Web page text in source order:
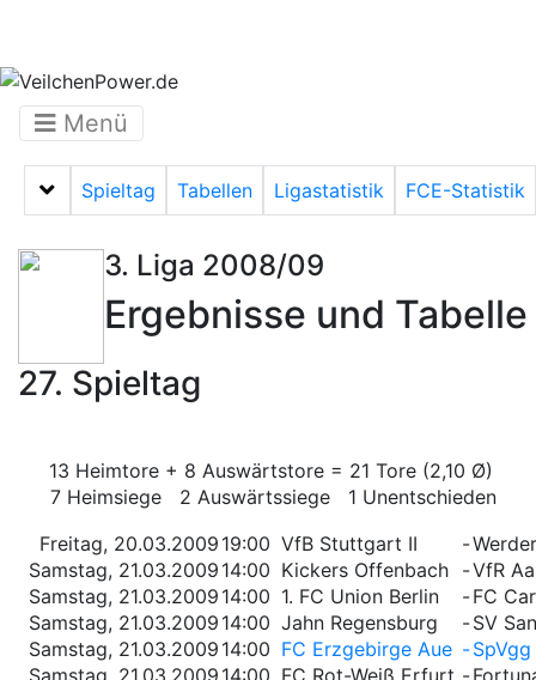
Menü
Menü auf-/zuklappen
Spieltag Tabellen Ligastatistik FCE-Statistik
3. Liga 2008/09
Ergebnisse und Tabelle
27. Spieltag
13 Heimtore + 8 Auswärtstore = 21 Tore (2,10 Ø)
7 Heimsiege 2 Auswärtssiege 1 Unentschieden
Freitag, 20.03.2009 19:00 VfB Stuttgart II -
Samstag, 21.03.2009 14:00 Kickers Offenbach -VfR
Samstag, 21.03.2009 14:00 1. FC Union Berlin -FC
Samstag, 21.03.2009 14:00 Jahn Regensburg -SV
Samstag, 21.03.2009 14:00 FC Erzgebirge Aue -
Samstag, 21.03.2009 14:00 FC Rot-Weiß Erfurt -